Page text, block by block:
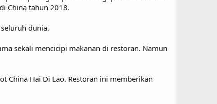
China tahun 2018.
dunia.
sekali mencicipi makanan di restoran. Namun
China Hai Di Lao. Restoran ini memberikan